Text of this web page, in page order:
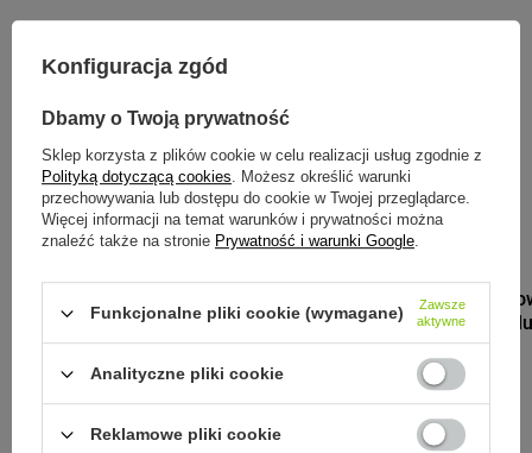
Zobacz inne produkty tego
producenta
B.Box
pokrywką do
46,00 zł
Konfiguracja zgód
Dbamy o Twoją prywatność
Sklep korzysta z plików cookie w celu realizacji usług zgodnie z
Polityką dotyczącą cookies. Możesz określić warunki
przechowywania lub dostępu do cookie w Twojej przeglądarce.
Więcej informacji na temat warunków i prywatności można
znaleźć także na stronie Prywatność i warunki Google.
Funkcjonalne pliki cookie (wymagane)
Zawsze
aktywne
Analityczne pliki cookie
Reklamowe pliki cookie